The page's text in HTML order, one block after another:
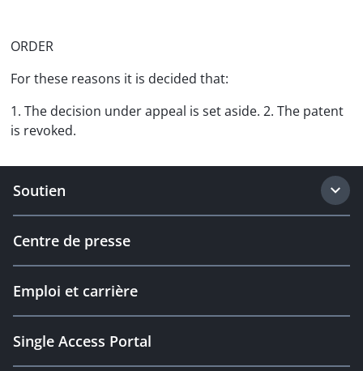
ORDER
For these reasons it is decided that:
1. The decision under appeal is set aside. 2. The patent
is revoked.
Soutien
Centre de presse
Emploi et carrière
Single Access Portal